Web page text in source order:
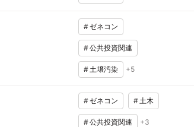
#ゼネコン
#公共投資関連
#土壌汚染 +5
#ゼネコン #土木
#公共投資関連 +3